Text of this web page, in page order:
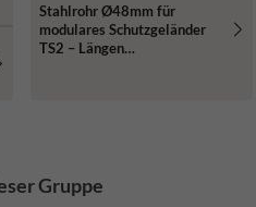
Stahlrohr Ø48mm für
modulares Schutzgeländer
TS2 – Längen
Gruppe